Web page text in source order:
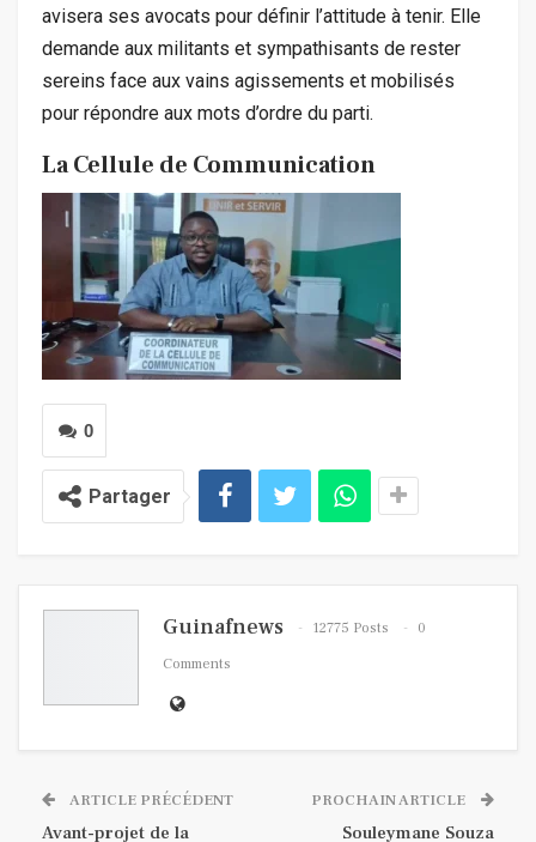
avisera ses avocats pour définir l’attitude à tenir. Elle
demande aux militants et sympathisants de rester
sereins face aux vains agissements et mobilisés
pour répondre aux mots d’ordre du parti.
La Cellule de Communication
0
Partager
Guinafnews 12775 Posts
0
Comments
ARTICLE PRÉCÉDENT
Avant-projet de la
PROCHAIN ARTICLE
Souleymane Souza